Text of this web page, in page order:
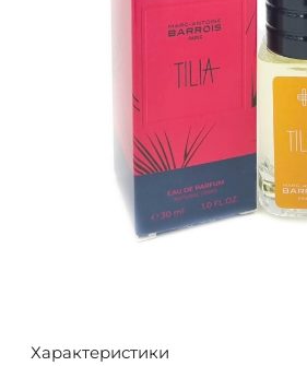
Характеристики